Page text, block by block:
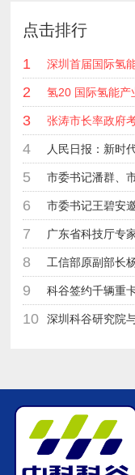
点击排行
1
2
3 张涛市长率政府
4
5
6
7
8
9 科谷签约千辆重
10 深圳科谷研究院